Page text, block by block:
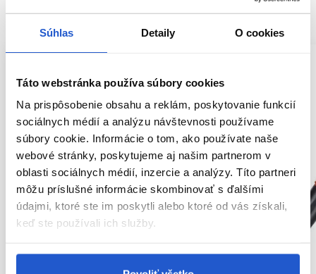
Súhlas Detaily O cookies
Táto webstránka používa súbory cookies
Na prispôsobenie obsahu a reklám, poskytovanie funkcií
sociálnych médií a analýzu návštevnosti používame
súbory cookie. Informácie o tom, ako používate naše
webové stránky, poskytujeme aj našim partnerom v
oblasti sociálnych médií, inzercie a analýzy. Títo partneri
môžu príslušné informácie skombinovať s ďalšími
údajmi, ktoré ste im poskytli alebo ktoré od vás získali,
keď ste používali ich služby.
SÚVISIACE PRODUKTY